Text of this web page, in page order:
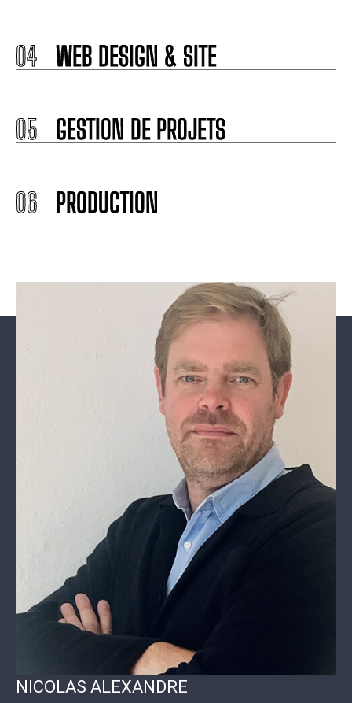
04 WEB DESIGN & SITE
05 GESTION DE PROJETS
06 PRODUCTION
NICOLAS ALEXANDRE